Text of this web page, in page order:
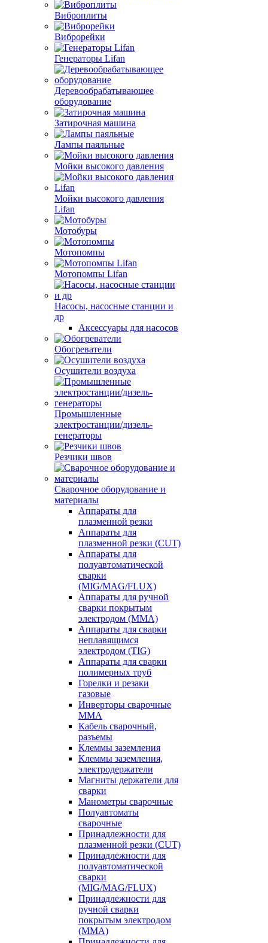
Виброплиты
Виброрейки
Генераторы Lifan
Деревообрабатывающее
оборудование
Затирочная машина
Лампы паяльные
Мойки высокого давления
Мойки высокого давления
Lifan
Мотобуры
Мотопомпы
Мотопомпы Lifan
Насосы, насосные станции и
др
Аксессуары для насосов
Обогреватели
Осушители воздуха
Промышленные
электростанции/дизель-
генераторы
Резчики швов
Сварочное оборудование и
материалы
Аппараты для
плазменной резки
Аппараты для
плазменной резки (CUT)
Аппараты для
полуавтоматической
сварки
(MIG/MAG/FLUX)
Аппараты для ручной
сварки покрытым
электродом (MMA)
Аппараты для сварки
неплавящимся
электродом (TIG)
Аппараты для сварки
полимерных труб
Горелки и резаки
газовые
Инверторы сварочные
ММА
Кабель сварочный,
разъемы
Клеммы заземления
Клеммы заземления,
электродержатели
Магниты держатели для
сварки
Манометры сварочные
Полуавтоматы
сварочные
Принадлежности для
плазменной резки (CUT)
Принадлежности для
полуавтоматической
сварки
(MIG/MAG/FLUX)
Принадлежности для
ручной сварки
покрытым электродом
(MMA)